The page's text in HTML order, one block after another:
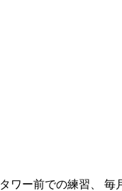
ワー前での練習、